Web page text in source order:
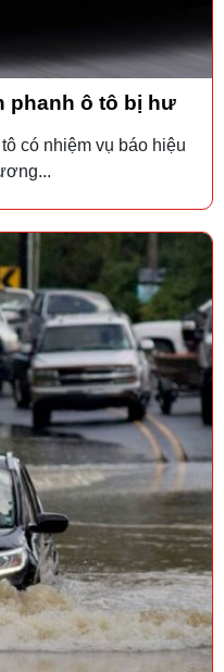
phanh ô tô bị hư
có nhiệm vụ báo hiệu